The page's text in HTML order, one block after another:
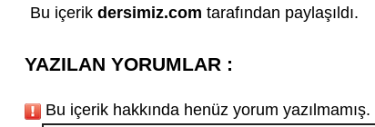
Bu içerik dersimiz.com tarafından paylaşıldı.
YAZILAN YORUMLAR :
Bu içerik hakkında henüz yorum yazılmamış.